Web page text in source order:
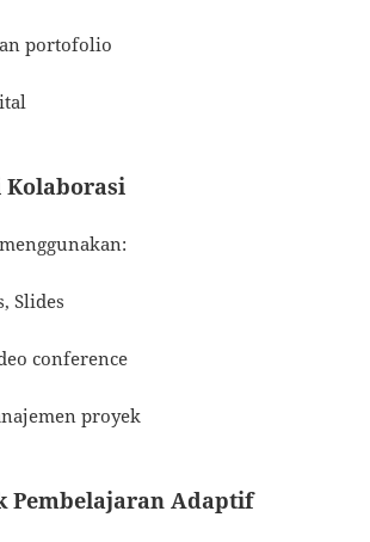
portofolio
Kolaborasi
Slides
conference
proyek
Pembelajaran Adaptif